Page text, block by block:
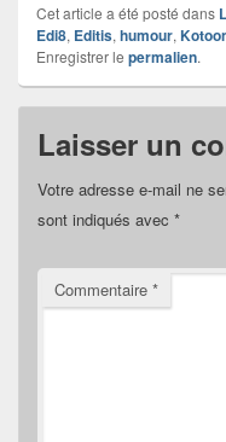
Cet article a été posté dans
Edi8, Editis, humour,
Enregistrer le permalien.
Laisser un
Votre adresse e-mail ne
sont indiqués avec *
Commentaire *